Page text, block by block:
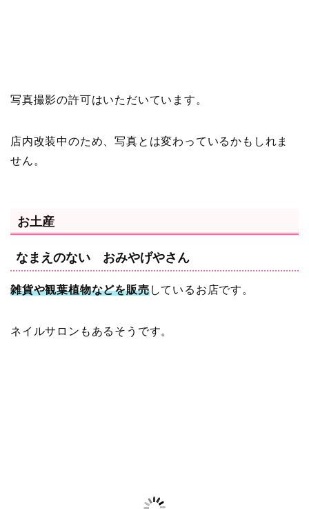
写真撮影の許可はいただいています。
店内改装中のため、写真とは変わっているかもしれま
せん。
お土産
なまえのない おみやげやさん
雑貨や観葉植物などを販売しているお店です。
ネイルサロンもあるそうです。